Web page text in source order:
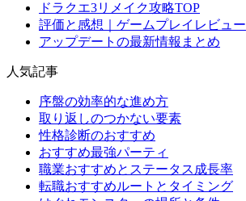
ドラクエ3リメイク攻略TOP
評価と感想｜ゲームプレイレビュー
アップデートの最新情報まとめ
人気記事
序盤の効率的な進め方
取り返しのつかない要素
性格診断のおすすめ
おすすめ最強パーティ
職業おすすめとステータス成長率
転職おすすめルートとタイミング